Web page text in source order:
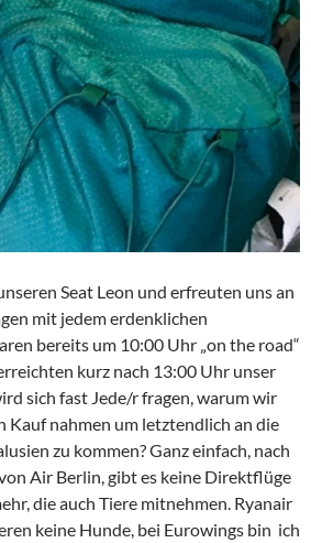
Seat Leon und erfreuten uns an
mit jedem erdenklichen
bereits um 10:00 Uhr „on the road“
kurz nach 13:00 Uhr unser
sich fast Jede/r fragen, warum wir
Kauf nahmen um letztendlich an die
zu kommen? Ganz einfach, nach
Air Berlin, gibt es keine Direktflüge
die auch Tiere mitnehmen. Ryanair
keine Hunde, bei Eurowings bin ich